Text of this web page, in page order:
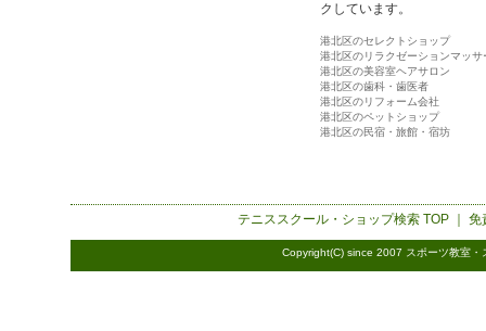
クしています。
港北区のセレクトショップ
港北区のリラクゼーションマッサ
港北区の美容室ヘアサロン
港北区の歯科・歯医者
港北区のリフォーム会社
港北区のペットショップ
港北区の民宿・旅館・宿坊
テニススクール・ショップ検索TOP ｜ 免
Copyright(C) since 2007 スポーツ教室・